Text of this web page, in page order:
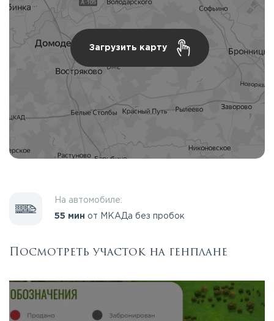
Загрузить карту
На автомобиле:
55 мин от МКАДа без пробок
Посмотреть участок на генплане